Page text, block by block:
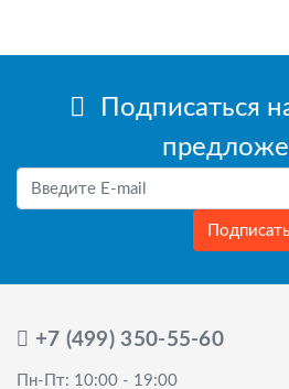
Подписаться
+7 (499) 350-55-60
Пн-Пт: 10:00 - 19:00